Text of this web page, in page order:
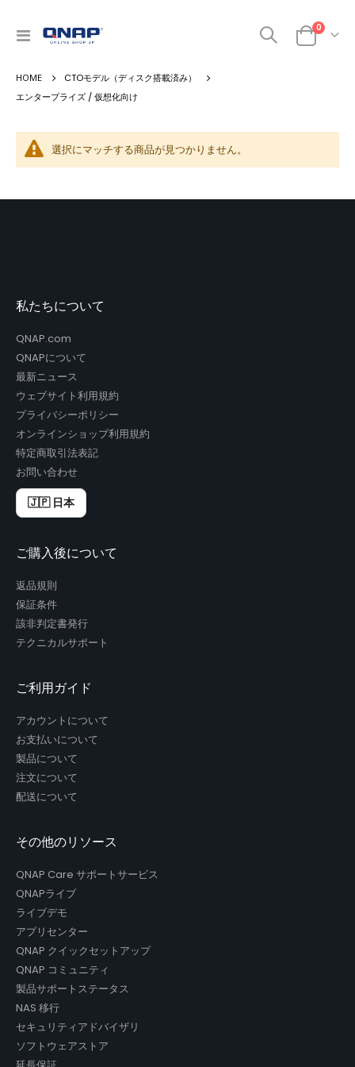
ナ
呼
ぶ
カート
0商品
CTOモデル（ディスク搭載済み）
エンタープライズ / 仮想化向け
選択にマッチする商品が見つかりません。
私たちについて
QNAP.com
QNAPについて
最新ニュース
ウェブサイト利用規約
プライバシーポリシー
オンラインショップ利用規約
特定商取引法表記
お問い合わせ
🇯🇵 日本
ご購入後について
返品規則
保証条件
該非判定書発行
テクニカルサポート
ご利用ガイド
アカウントについて
お支払いについて
製品について
注文について
配送について
その他のリソース
QNAP Care サポートサービス
QNAPライブ
ライブデモ
アプリセンター
QNAP クイックセットアップ
QNAP コミュニティ
製品サポートステータス
NAS 移行
セキュリティアドバイザリ
ソフトウェアストア